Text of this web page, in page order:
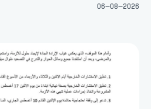
06-08-2026